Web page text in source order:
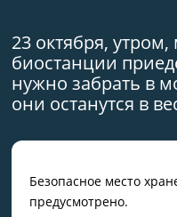
23 октября,
биостанции
нужно забрать в
они останутся в
Безопасное место
предусмотрено.